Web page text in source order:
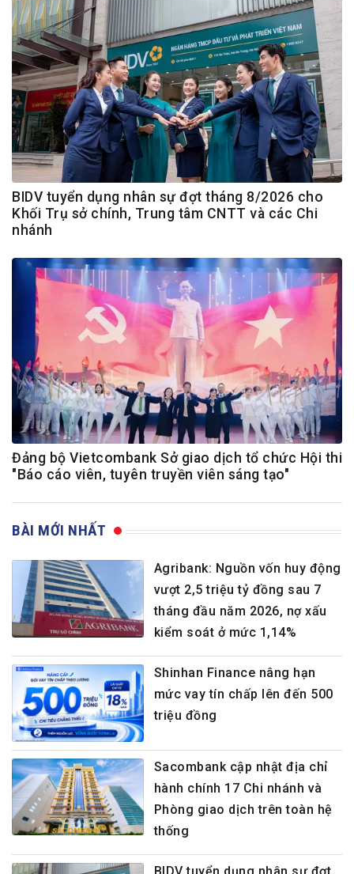
BIDV tuyển dụng nhân sự đợt tháng 8/2026 cho
Khối Trụ sở chính, Trung tâm CNTT và các Chi
nhánh
Đảng bộ Vietcombank Sở giao dịch tổ chức Hội thi
"Báo cáo viên, tuyên truyền viên sáng tạo"
BÀI MỚI NHẤT
Agribank: Nguồn vốn huy động
vượt 2,5 triệu tỷ đồng sau 7
tháng đầu năm 2026, nợ xấu
kiểm soát ở mức 1,14%
Shinhan Finance nâng hạn
mức vay tín chấp lên đến 500
triệu đồng
Sacombank cập nhật địa chỉ
hành chính 17 Chi nhánh và
Phòng giao dịch trên toàn hệ
thống